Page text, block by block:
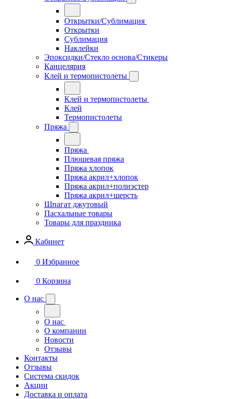
Открытки/Сублимация
Открытки
Сублимация
Наклейки
Эпоксидки/Стекло основа/Стикеры
Канцелярия
Клей и термопистолеты
Клей и термопистолеты
Клей
Термопистолеты
Пряжа
Пряжа
Плюшевая пряжа
Пряжа хлопок
Пряжа акрил+хлопок
Пряжа акрил+полиэстер
Пряжа акрил+шерсть
Шпагат джутовый
Пасхальные товары
Товары для праздника
Кабинет
0 Избранное
0 Корзина
О нас
О нас
О компании
Новости
Отзывы
Контакты
Отзывы
Система скидок
Акции
Доставка и оплата